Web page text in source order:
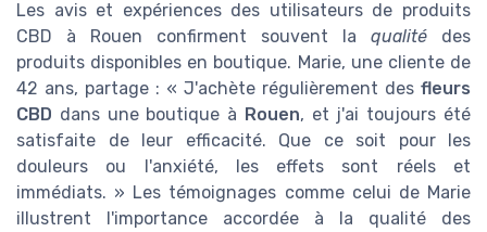
Les avis et expériences des utilisateurs de produits
CBD à Rouen confirment souvent la qualité des
produits disponibles en boutique. Marie, une cliente de
42 ans, partage : « J'achète régulièrement des fleurs
CBD dans une boutique à Rouen, et j'ai toujours été
satisfaite de leur efficacité. Que ce soit pour les
douleurs ou l'anxiété, les effets sont réels et
immédiats. » Les témoignages comme celui de Marie
illustrent l'importance accordée à la qualité des